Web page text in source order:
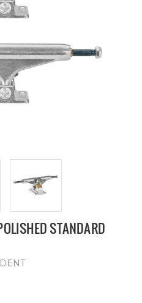
STANDARD